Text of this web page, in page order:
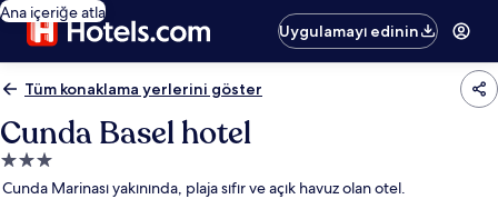
Ana içeriğe atla
Uygulamayı edinin
Tüm konaklama yerlerini göster
Cunda Basel hotel
3.0
yıldızlı
Cunda Marinası yakınında, plaja sıfır ve açık havuz olan otel.